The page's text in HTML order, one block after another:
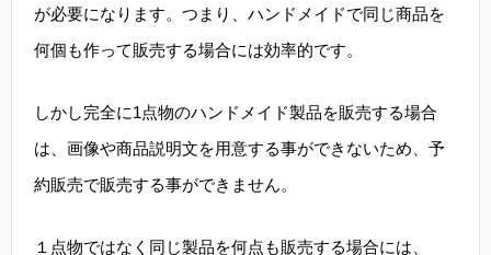
が必要になります。つまり、ハンドメイドで同じ商品を
何個も作って販売する場合には効率的です。
しかし完全に1点物のハンドメイド製品を販売する場合
は、画像や商品説明文を用意する事ができないため、予
約販売で販売する事ができません。
１点物ではなく同じ製品を何点も販売する場合には、